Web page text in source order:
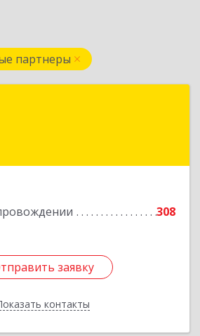
партнеры
308
заявку
контакты
Башкортостан Респ, г.о. город
Подробнее
заявку
Назад